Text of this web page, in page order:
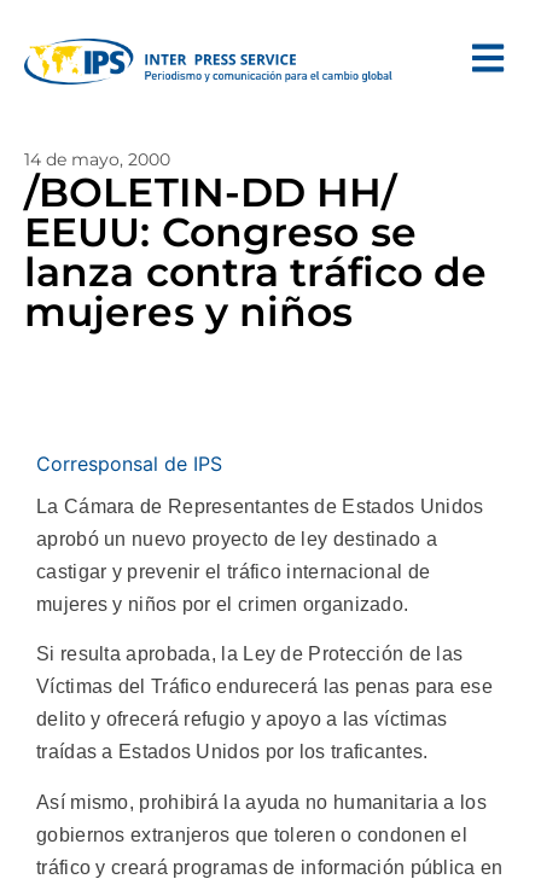
14 de mayo, 2000
/BOLETIN-DD HH/
EEUU: Congreso se
lanza contra tráfico de
mujeres y niños
Corresponsal de IPS
La Cámara de Representantes de Estados Unidos
aprobó un nuevo proyecto de ley destinado a
castigar y prevenir el tráfico internacional de
mujeres y niños por el crimen organizado.
Si resulta aprobada, la Ley de Protección de las
Víctimas del Tráfico endurecerá las penas para ese
delito y ofrecerá refugio y apoyo a las víctimas
traídas a Estados Unidos por los traficantes.
Así mismo, prohibirá la ayuda no humanitaria a los
gobiernos extranjeros que toleren o condonen el
tráfico y creará programas de información pública en